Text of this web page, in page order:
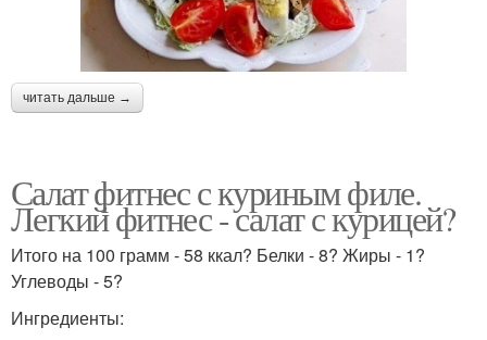
читать дальше →
Салат фитнес с куриным филе.
Легкий фитнес - салат с курицей?
Итого на 100 грамм - 58 ккал? Белки - 8? Жиры - 1?
Углеводы - 5?
Ингредиенты: